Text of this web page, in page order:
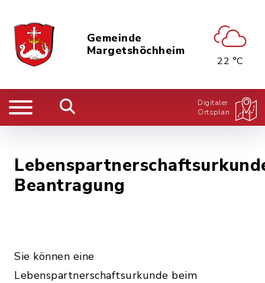
Gemeinde
Margetshöchheim
22 °C
Digitaler
Ortsplan
Beantragung
Sie können eine
Lebenspartnerschaftsurkunde beim